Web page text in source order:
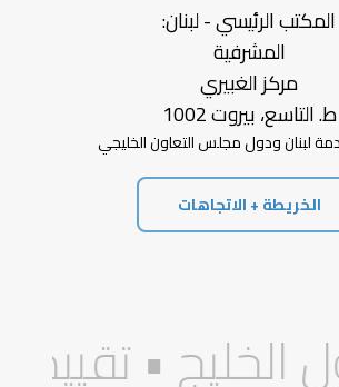
المكتب الرئيسي - لبنان:
المشرفية
مركز الغبيري
ط. التاسع، بيروت 1002
لبنان ودول مجلس التعاون الخليجي
الخريطة + الاتجاهات